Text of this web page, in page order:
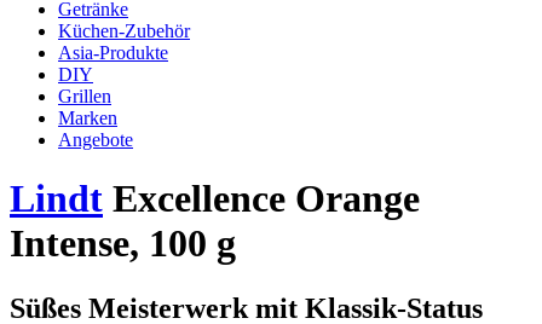
Getränke
Küchen-Zubehör
Asia-Produkte
DIY
Grillen
Marken
Angebote
Lindt Excellence Orange
Intense, 100 g
Süßes Meisterwerk mit Klassik-Status